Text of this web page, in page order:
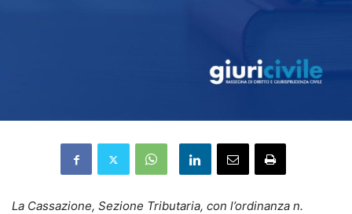
La Cassazione, Sezione Tributaria, con l’ordinanza n.